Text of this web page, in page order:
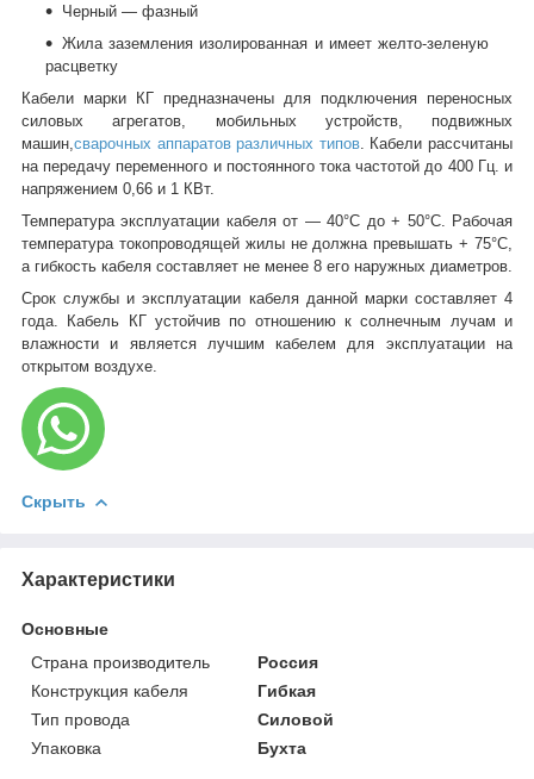
Черный ― фазный
Жила заземления изолированная и имеет желто-зеленую
расцветку
Кабели марки КГ предназначены для подключения переносных
силовых агрегатов, мобильных устройств, подвижных
машин, сварочных аппаратов различных типов. Кабели рассчитаны
на передачу переменного и постоянного тока частотой до 400 Гц. и
напряжением 0,66 и 1 КВт.
Температура эксплуатации кабеля от ― 40°С до + 50°С. Рабочая
температура токопроводящей жилы не должна превышать + 75°С,
а гибкость кабеля составляет не менее 8 его наружных диаметров.
Срок службы и эксплуатации кабеля данной марки составляет 4
года. Кабель КГ устойчив по отношению к солнечным лучам и
влажности и является лучшим кабелем для эксплуатации на
открытом воздухе.
Скрыть
Характеристики
Основные
Страна производитель
Россия
Конструкция кабеля
Гибкая
Тип провода
Силовой
Упаковка
Бухта